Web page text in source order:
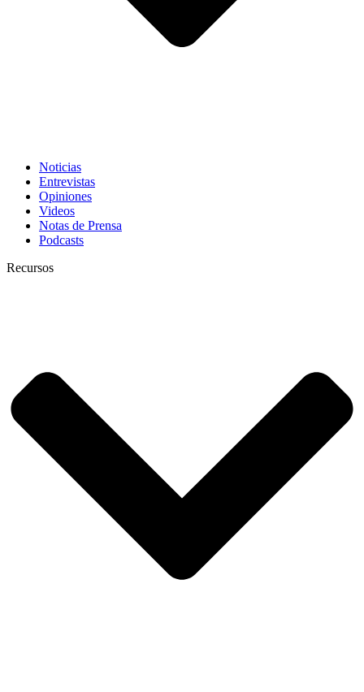
Noticias
Entrevistas
Opiniones
Videos
Notas de Prensa
Podcasts
Recursos